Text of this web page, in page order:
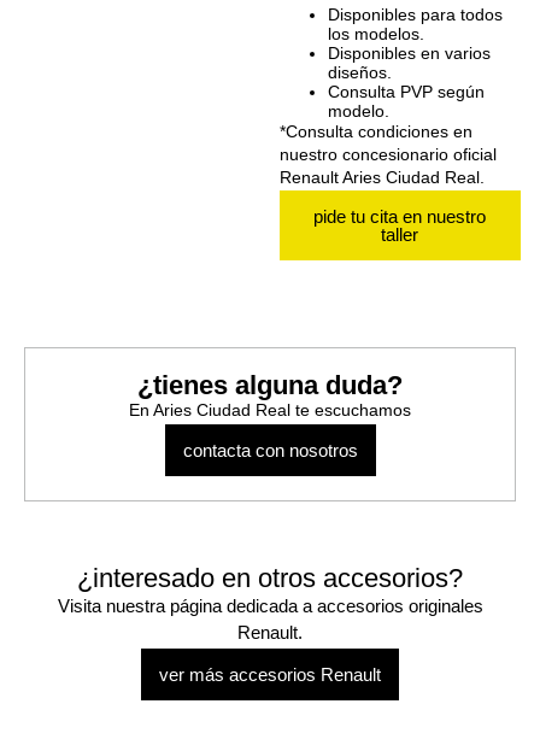
Disponibles para todos
los modelos.
Disponibles en varios
diseños.
Consulta PVP según
modelo.
*Consulta condiciones en
nuestro concesionario oficial
Renault Aries Ciudad Real.
pide tu cita en nuestro
taller
¿tienes alguna duda?
En Aries Ciudad Real te escuchamos
contacta con nosotros
¿interesado en otros accesorios?
Visita nuestra página dedicada a accesorios originales
Renault.
ver más accesorios Renault